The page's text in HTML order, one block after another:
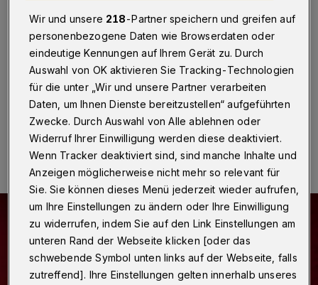
Wuppertal·In Wuppertal sind drei Einbrecher am
Dienstag (7 August 2018) gegen 17 Uhr in eine
Erdgeschosswohnung an der Wilhelmstraße
eingestiegen. Als der Bewohner zurückkehrte,
überraschte er einen der Täter.
Wir und unsere 218-Partner speichern und greifen auf
personenbezogene Daten wie Browserdaten oder
eindeutige Kennungen auf Ihrem Gerät zu. Durch
Auswahl von OK aktivieren Sie Tracking-Technologien
für die unter „Wir und unsere Partner verarbeiten
Daten, um Ihnen Dienste bereitzustellen“ aufgeführten
Zwecke. Durch Auswahl von Alle ablehnen oder
Widerruf Ihrer Einwilligung werden diese deaktiviert.
Wenn Tracker deaktiviert sind, sind manche Inhalte und
Anzeigen möglicherweise nicht mehr so relevant für
Sie. Sie können dieses Menü jederzeit wieder aufrufen,
um Ihre Einstellungen zu ändern oder Ihre Einwilligung
zu widerrufen, indem Sie auf den Link Einstellungen am
unteren Rand der Webseite klicken [oder das
schwebende Symbol unten links auf der Webseite, falls
zutreffend]. Ihre Einstellungen gelten innerhalb unseres